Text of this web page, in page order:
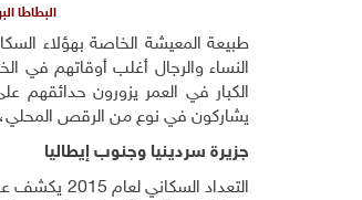
البطاطا
طبيعة المعيشة الخاصة بهؤلاء
النساء والرجال أغلب أوقاتهم في
الكبار في العمر يزورون حدائقهم
يشاركون في نوع من الرقص المحلي،
جزيرة سردينيا وجنوب إيطاليا